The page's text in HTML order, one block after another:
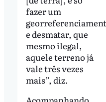
nem ter um título
[de terra], é só
fazer um
georreferenciamento
e desmatar, que
mesmo ilegal,
aquele terreno já
vale três vezes
mais”, diz.